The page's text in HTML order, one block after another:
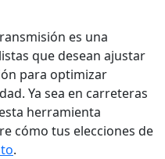
es una
que desean ajustar
para optimizar
Ya sea en carreteras
herramienta
cómo tus elecciones de
.